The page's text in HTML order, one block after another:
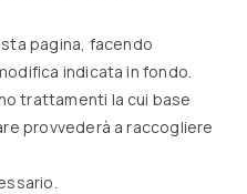
pagina, facendo
indicata in fondo.
trattamenti la cui base
provvederà a raccogliere